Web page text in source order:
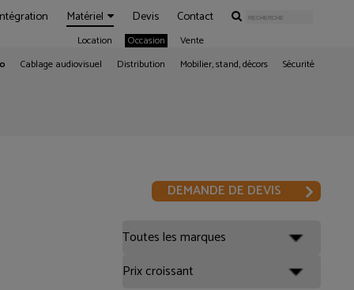
Matériel
Location Occasion Vente
Devis Contact
Cablage audiovisuel Distribution Mobilier, stand, décors Sécurité
DEMANDE DE DEVIS